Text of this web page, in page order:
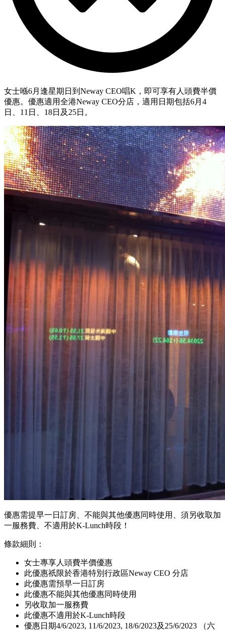
女士喺6月逢星期日到Neway CEO唱K，即可享有人頭費半價
優惠。優惠適用全港Neway CEO分店，適用日期包括6月4
日、11日、18日及25日。
優惠需提早一日訂房、不能與其他優惠同時使用、須另收取加
一服務費、不適用於K-Lunch時段！
條款細則：
女士專享人頭費半價優惠
此優惠祇限於香港特別行政區Neway CEO 分店
此優惠需預早一日訂房
此優惠不能與其他優惠同時使用
另收取加一服務費
此優惠不適用於K-Lunch時段
優惠日期4/6/2023, 11/6/2023, 18/6/2023及25/6/2023 （六